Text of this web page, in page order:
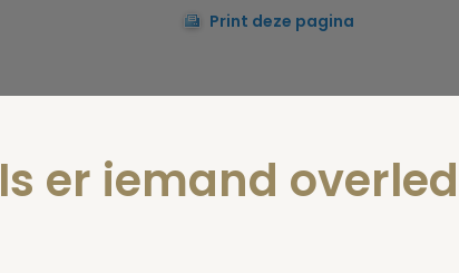
Print deze pagina
Is er iemand